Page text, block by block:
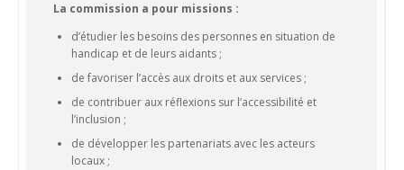
La commission a pour missions :
d’étudier les besoins des personnes en situation de
handicap et de leurs aidants ;
de favoriser l’accès aux droits et aux services ;
de contribuer aux réflexions sur l’accessibilité et
l’inclusion ;
de développer les partenariats avec les acteurs
locaux ;